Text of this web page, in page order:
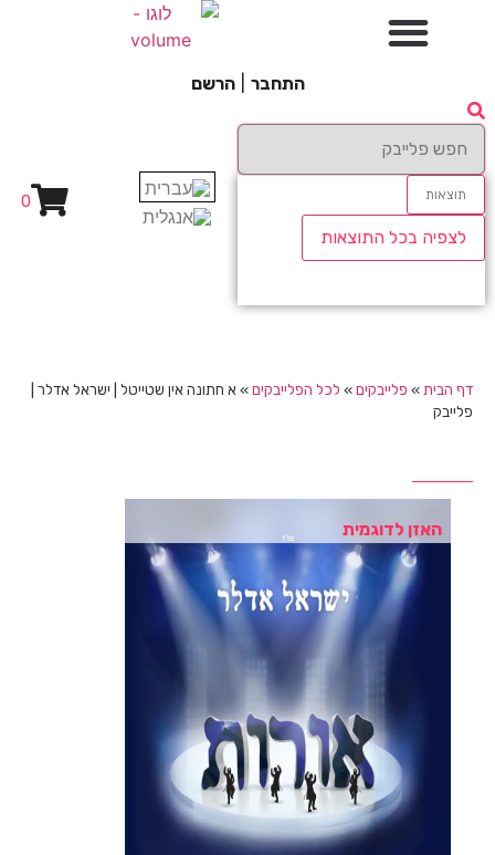
התחבר הרשם
תוצאות
לצפיה בכל התוצאות
0
דף הבית » פלייבקים» לכל הפלייבקים» א חתונה אין שטייטל | ישראל אדלר |
פלייבק
האזן לדוגמית